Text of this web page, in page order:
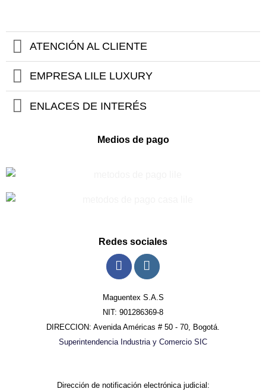
ATENCIÓN AL CLIENTE
EMPRESA LILE LUXURY
ENLACES DE INTERÉS
Medios de pago
Redes sociales
Maguentex S.A.S
NIT: 901286369-8
DIRECCION: Avenida Américas # 50 - 70, Bogotá.
Superintendencia Industria y Comercio SIC
Dirección de notificación electrónica judicial: